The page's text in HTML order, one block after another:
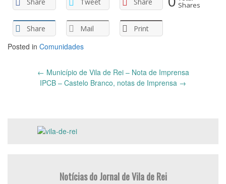
Share Mail Print
Shares
Posted in Comunidades
navigation
← Município de Vila de Rei – Nota de Imprensa
IPCB – Castelo Branco, notas de Imprensa →
Notícias do Jornal de Vila de Rei